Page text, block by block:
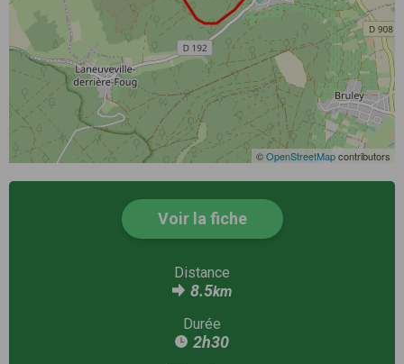
©OpenStreetMapcontributors
Voir la fiche
Distance
8.5km
Durée
2h30